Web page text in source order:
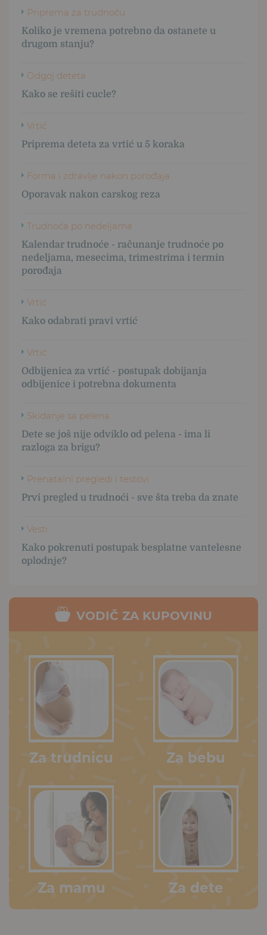
Priprema za trudnoću
Koliko je vremena potrebno da ostanete u
drugom stanju?
Odgoj deteta
Kako se rešiti cucle?
Vrtić
Priprema deteta za vrtić u 5 koraka
Forma i zdravlje nakon porođaja
Oporavak nakon carskog reza
Trudnoća po nedeljama
Kalendar trudnoće - računanje trudnoće po
nedeljama, mesecima, trimestrima i termin
porođaja
Vrtić
Kako odabrati pravi vrtić
Vrtić
Odbijenica za vrtić - postupak dobijanja
odbijenice i potrebna dokumenta
Skidanje sa pelena
Dete se još nije odviklo od pelena - ima li
razloga za brigu?
Prenatalni pregledi i testovi
Prvi pregled u trudnoći - sve šta treba da znate
Vesti
Kako pokrenuti postupak besplatne vantelesne
oplodnje?
VODIČ ZA KUPOVINU
Za trudnicu Za bebu
Za mamu Za dete